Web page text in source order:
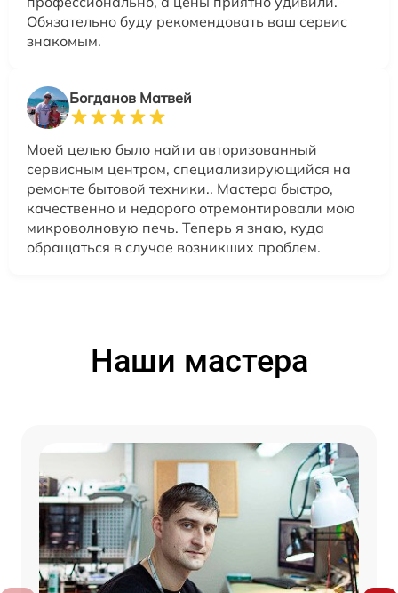
Обязательно буду рекомендовать ваш сервис
знакомым.
Богданов Матвей
Моей целью было найти авторизованный
сервисным центром, специализирующийся на
ремонте бытовой техники.. Мастера быстро,
качественно и недорого отремонтировали мою
микроволновую печь. Теперь я знаю, куда
обращаться в случае возникших проблем.
Наши мастера